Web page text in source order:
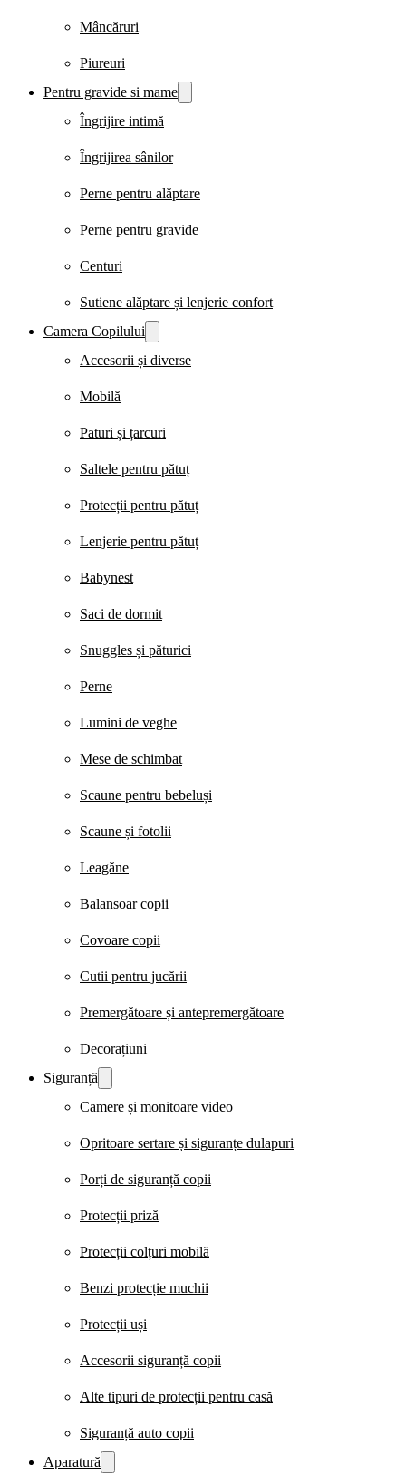
Mâncăruri
Piureuri
Pentru gravide si mame
Îngrijire intimă
Îngrijirea sânilor
Perne pentru alăptare
Perne pentru gravide
Centuri
Sutiene alăptare și lenjerie confort
Camera Copilului
Accesorii și diverse
Mobilă
Paturi și țarcuri
Saltele pentru pătuț
Protecții pentru pătuț
Lenjerie pentru pătuț
Babynest
Saci de dormit
Snuggles și păturici
Perne
Lumini de veghe
Mese de schimbat
Scaune pentru bebeluși
Scaune și fotolii
Leagăne
Balansoar copii
Covoare copii
Cutii pentru jucării
Premergătoare și antepremergătoare
Decorațiuni
Siguranță
Camere și monitoare video
Opritoare sertare și siguranțe dulapuri
Porți de siguranță copii
Protecții priză
Protecții colțuri mobilă
Benzi protecție muchii
Protecții uși
Accesorii siguranță copii
Alte tipuri de protecții pentru casă
Siguranță auto copii
Aparatură